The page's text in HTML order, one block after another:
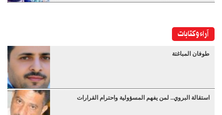
آراء وكتابات
طوفان المباغتة
استقالة البروي.. لمن يفهم المسؤولية واحترام القرارات